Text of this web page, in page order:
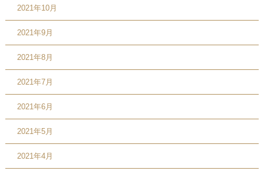
2021年10月
2021年9月
2021年8月
2021年7月
2021年6月
2021年5月
2021年4月